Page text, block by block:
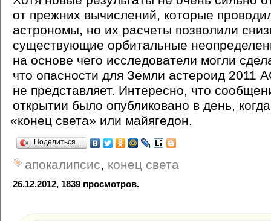
от прежних вычислений, которые
астрономы, но их расчеты позволили
существующие орбитальные
на основе чего исследователи могли
что опасности для Земли астероид 2011
не представляет. Интересно, что
открытии было опубликовано в день,
«конец света» или майягедон.
Поделиться…
апокалипсис, конец света
26.12.2012, 1839 просмотров.